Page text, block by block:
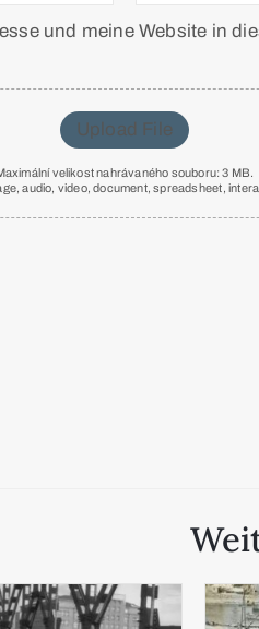
und meine Website in
Upload File
velikost nahrávaného souboru: 3 MB.
,audio, video,document,spreadsheet,